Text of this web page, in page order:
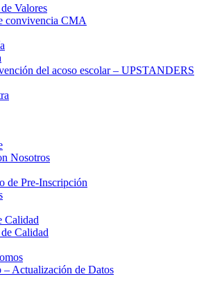
Valores
convivencia CMA
del acoso escolar – UPSTANDERS
Nosotros
de Pre-Inscripción
Calidad
Calidad
– Actualización de Datos